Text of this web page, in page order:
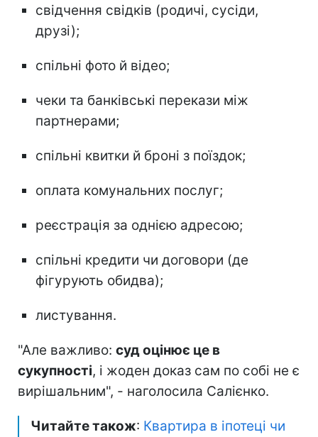
свідчення свідків (родичі, сусіди,
друзі);
спільні фото й відео;
чеки та банківські перекази між
партнерами;
спільні квитки й броні з поїздок;
оплата комунальних послуг;
реєстрація за однією адресою;
спільні кредити чи договори (де
фігурують обидва);
листування.
"Але важливо: суд оцінює це в
сукупності, і жоден доказ сам по собі не є
вирішальним", - наголосила Салієнко.
Читайте також: Квартира в іпотеці чи